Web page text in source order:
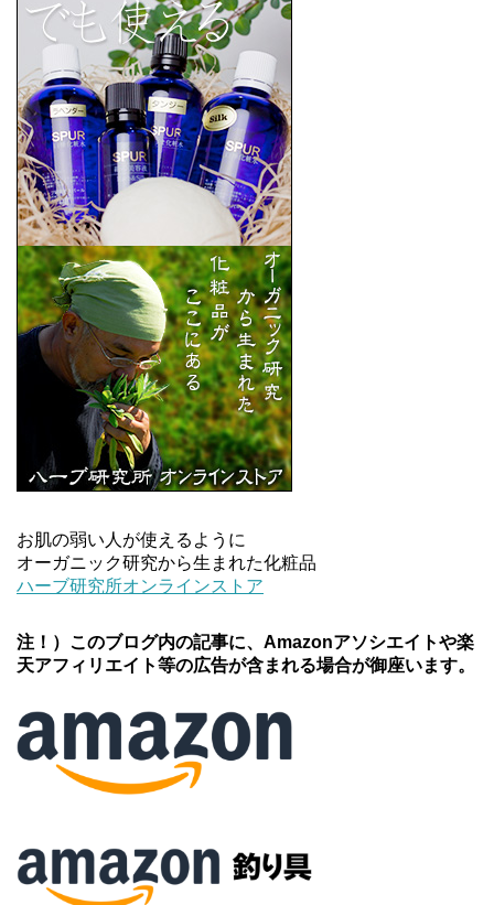
お肌の弱い人が使えるように
オーガニック研究から生まれた化粧品
ハーブ研究所オンラインストア
注！）このブログ内の記事に、Amazonアソシエイトや楽
天アフィリエイト等の広告が含まれる場合が御座います。